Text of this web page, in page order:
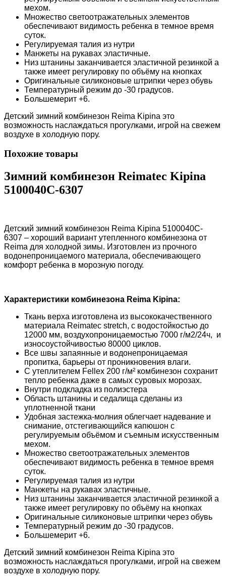
мехом.
Множество светоотражательных элементов
обеспечивают видимость ребенка в темное время
суток.
Регулируемая талия из нутри
Манжеты на рукавах эластичные.
Низ штанины заканчивается эластичной резинкой а
также имеет регулировку по объёму на кнопках
Оригинальные силиконовые штрипки через обувь
Температурный режим до -30 градусов.
Большемерит +6.
Детский зимний комбинезон Reima Kipina это
возможность наслаждаться прогулками, игрой на свежем
воздухе в холодную пору.
Похожие товары
Зимний комбинезон Reimatec Kipina
5100040C-6307
Детский зимний комбинезон Reimа Kipina 5100040C-
6307 – хороший вариант утепленного комбинезона от
Reima для холодной зимы. Изготовлен из прочного
водонепроницаемого материала, обеспечивающего
комфорт ребенка в морозную погоду.
Характеристики комбинезона Reima Kipina:
Ткань верха изготовлена из высококачественного
материала Reimatec stretch, с водостойкостью до
12000 мм, воздухопроницаемостью 7000 г/м2/24ч, и
износоустойчивостью 80000 циклов.
Все швы запаянные и водонепроницаемая
пропитка, барьеры от проникновения влаги.
С утеплителем Fellex 200 г/м² комбинезон сохранит
тепло ребенка даже в самых суровых морозах.
Внутри подкладка из полиэстера
Область штанины и седалища сделаны из
уплотненной ткани
Удобная застежка-молния облегчает надевание и
снимание, отстегивающийся капюшон с
регулируемым объёмом и съемным искусственным
мехом.
Множество светоотражательных элементов
обеспечивают видимость ребенка в темное время
суток.
Регулируемая талия из нутри
Манжеты на рукавах эластичные.
Низ штанины заканчивается эластичной резинкой а
также имеет регулировку по объёму на кнопках
Оригинальные силиконовые штрипки через обувь
Температурный режим до -30 градусов.
Большемерит +6.
Детский зимний комбинезон Reima Kipina это
возможность наслаждаться прогулками, игрой на свежем
воздухе в холодную пору.